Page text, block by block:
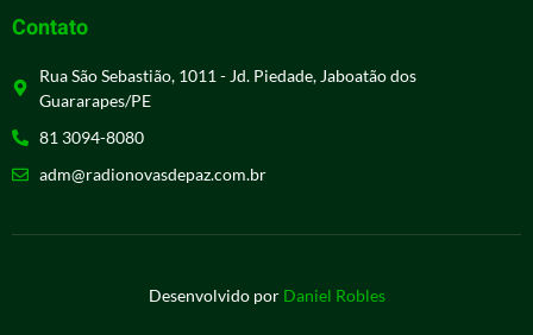
Contato
Rua São Sebastião, 1011 - Jd. Piedade, Jaboatão dos
Guararapes/PE
81 3094-8080
adm@radionovasdepaz.com.br
Desenvolvido por Daniel Robles